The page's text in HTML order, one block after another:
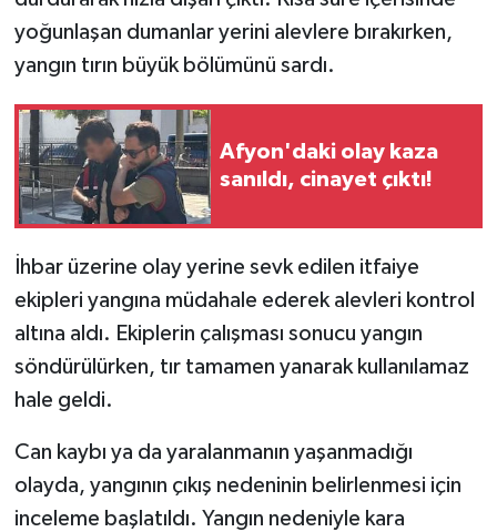
yoğunlaşan dumanlar yerini alevlere bırakırken,
yangın tırın büyük bölümünü sardı.
Afyon'daki olay kaza
sanıldı, cinayet çıktı!
İhbar üzerine olay yerine sevk edilen itfaiye
ekipleri yangına müdahale ederek alevleri kontrol
altına aldı. Ekiplerin çalışması sonucu yangın
söndürülürken, tır tamamen yanarak kullanılamaz
hale geldi.
Can kaybı ya da yaralanmanın yaşanmadığı
olayda, yangının çıkış nedeninin belirlenmesi için
inceleme başlatıldı. Yangın nedeniyle kara